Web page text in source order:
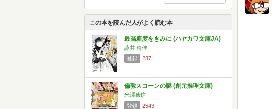
この本を読んだ人がよく読む本
最高糖度をきみに (ハヤカワ文庫JA)
詠井 晴佳
登録
237
倫敦スコーンの謎 (創元推理文庫)
米澤穂信
登録
2543